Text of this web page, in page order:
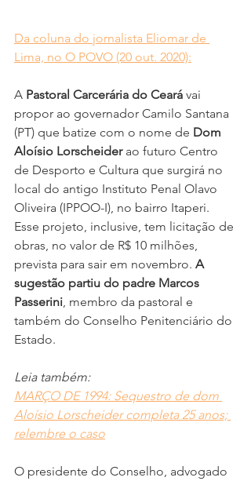
Da coluna do jornalista Eliomar de
Lima, no O POVO (20 out. 2020):
A Pastoral Carcerária do Ceará vai
propor ao governador Camilo Santana
(PT) que batize com o nome de Dom
Aloísio Lorscheider ao futuro Centro
de Desporto e Cultura que surgirá no
local do antigo Instituto Penal Olavo
Oliveira (IPPOO-I), no bairro Itaperi.
Esse projeto, inclusive, tem licitação de
obras, no valor de R$ 10 milhões,
prevista para sair em novembro. A
sugestão partiu do padre Marcos
Passerini , membro da pastoral e
também do Conselho Penitenciário do
Estado.
Leia também:
MARÇO DE 1994: Sequestro de dom
Aloísio Lorscheider completa 25 anos;
relembre o caso
O presidente do Conselho, advogado